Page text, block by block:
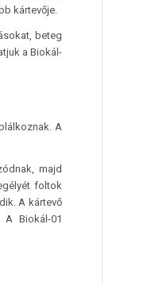
kártevője.
beteg
a Biokál-
A
majd
foltok
A kártevő
Biokál-01